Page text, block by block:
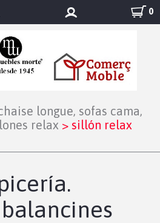
0
longue, sofas cama,
relax > sillón relax